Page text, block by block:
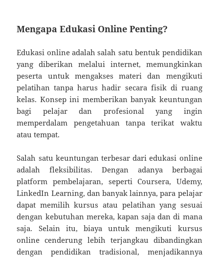
Mengapa Edukasi Online Penting?
Edukasi online adalah salah satu bentuk pendidikan
yang diberikan melalui internet, memungkinkan
peserta untuk mengakses materi dan mengikuti
pelatihan tanpa harus hadir secara fisik di ruang
kelas. Konsep ini memberikan banyak keuntungan
bagi pelajar dan profesional yang ingin
memperdalam pengetahuan tanpa terikat waktu
atau tempat.
Salah satu keuntungan terbesar dari edukasi online
adalah fleksibilitas. Dengan adanya berbagai
platform pembelajaran, seperti Coursera, Udemy,
LinkedIn Learning, dan banyak lainnya, para pelajar
dapat memilih kursus atau pelatihan yang sesuai
dengan kebutuhan mereka, kapan saja dan di mana
saja. Selain itu, biaya untuk mengikuti kursus
online cenderung lebih terjangkau dibandingkan
dengan pendidikan tradisional, menjadikannya